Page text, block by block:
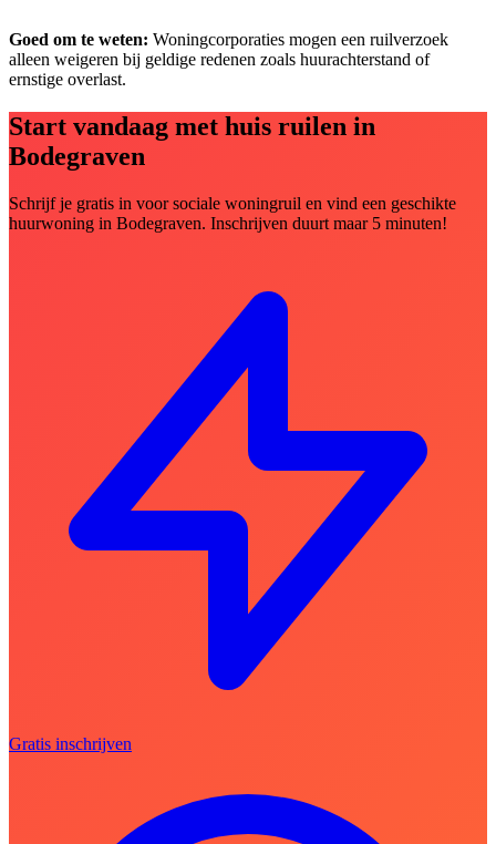
Goed om te weten: Woningcorporaties mogen een ruilverzoek
alleen weigeren bij geldige redenen zoals huurachterstand of
ernstige overlast.
Start vandaag met huis ruilen in
Bodegraven
Schrijf je gratis in voor sociale woningruil en vind een geschikte
huurwoning in Bodegraven. Inschrijven duurt maar 5 minuten!
Gratis inschrijven